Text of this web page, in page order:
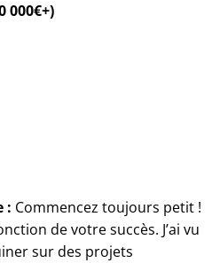
000€+)
: Commencez toujours petit !
de votre succès. J’ai vu
sur des projets